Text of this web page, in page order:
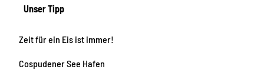
Unser Tipp
Zeit für ein Eis ist immer!
Cospudener See Hafen